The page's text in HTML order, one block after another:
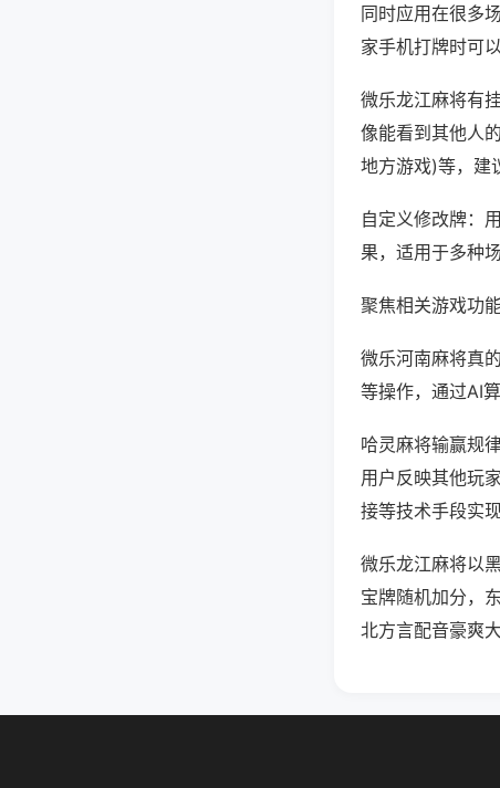
同时应用在很多
家手机打牌时可
微乐龙江麻将有
像能看到其他人
地方游戏)等，建
自定义修改牌：
果，适用于多种
聚焦相关游戏功
微乐河南麻将真
等操作，通过AI
哈灵麻将输赢规
用户反映其他玩
接等技术手段实
微乐龙江麻将以
宝牌随机加分，
北方言配音豪爽